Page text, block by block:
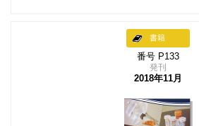
書籍
番号 P133
発刊
2018年11月